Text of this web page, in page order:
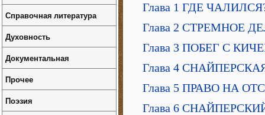
Глава 1 ГДЕ
Глава 2 СТРЕМНОЕ
Глава 3 ПОБЕГ С
Глава 4
Глава 5 ПРАВО НА
Глава 6
Справочная литература
Духовность
Документальная
Прочее
Поэзия